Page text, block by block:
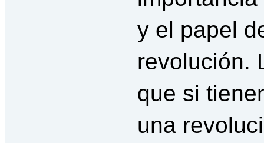
y el papel
revolución.
que si
una